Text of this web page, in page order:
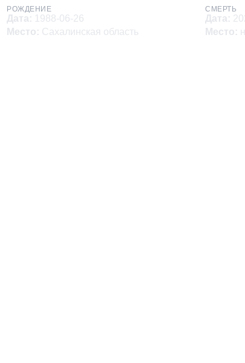
РОЖДЕНИЕ
Дата: 1988-06-26
Место: Сахалинская область
СМЕРТЬ
Дата:
Место: